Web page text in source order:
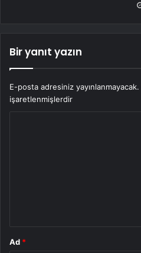
Bir yanıt yazın
E-posta adresiniz yayınlanmayacak.
işaretlenmişlerdir
Ad *